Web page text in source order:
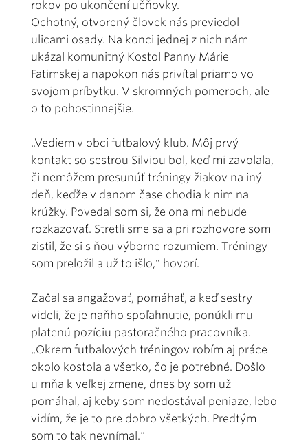
rokov po ukončení učňovky.
Ochotný, otvorený človek nás previedol
ulicami osady. Na konci jednej z nich nám
ukázal komunitný Kostol Panny Márie
Fatimskej a napokon nás privítal priamo vo
svojom príbytku. V skromných pomeroch, ale
o to pohostinnejšie.
„Vediem v obci futbalový klub. Môj prvý
kontakt so sestrou Silviou bol, keď mi zavolala,
či nemôžem presunúť tréningy žiakov na iný
deň, keďže v danom čase chodia k nim na
krúžky. Povedal som si, že ona mi nebude
rozkazovať. Stretli sme sa a pri rozhovore som
zistil, že si s ňou výborne rozumiem. Tréningy
som preložil a už to išlo,“ hovorí.
Začal sa angažovať, pomáhať, a keď sestry
videli, že je naňho spoľahnutie, ponúkli mu
platenú pozíciu pastoračného pracovníka.
„Okrem futbalových tréningov robím aj práce
okolo kostola a všetko, čo je potrebné. Došlo
u mňa k veľkej zmene, dnes by som už
pomáhal, aj keby som nedostával peniaze, lebo
vidím, že je to pre dobro všetkých. Predtým
som to tak nevnímal.“